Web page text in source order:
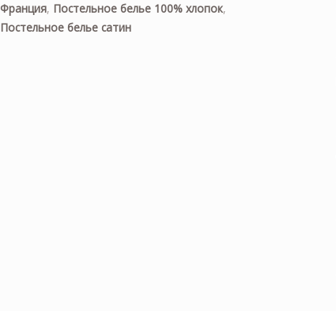
Франция, Постельное белье 100% хлопок,
Постельное белье сатин